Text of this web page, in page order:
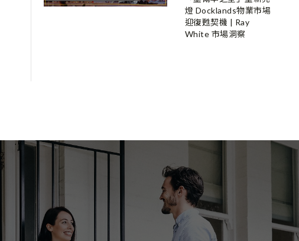
燈 Docklands物業市場
迎復甦契機 | Ray
White 市場洞察